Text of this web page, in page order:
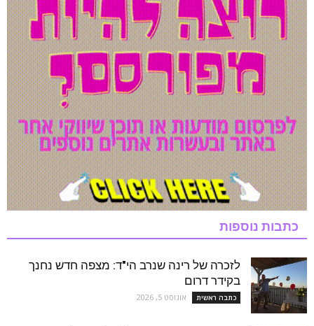
כתבות נוספות
לזכרה של רינה שנרב הי"ד: מצפה חדש נחנך
בקידר דרום
כתבה ראשית אוגוסט 5, 2026